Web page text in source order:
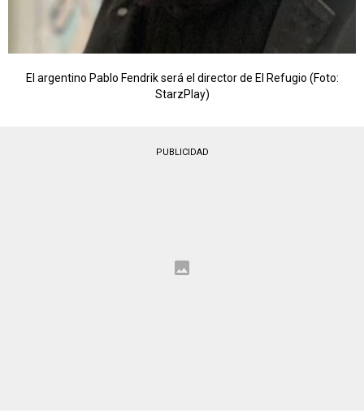
El argentino Pablo Fendrik será el director de El Refugio (Foto:
StarzPlay)
PUBLICIDAD